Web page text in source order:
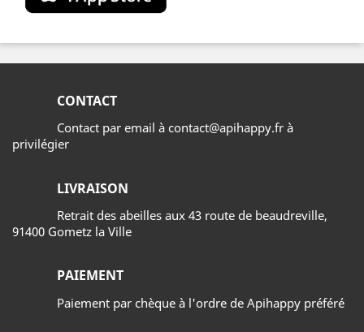
CONTACT
Contact par email à contact@apihappy.fr à
privilégier
LIVRAISON
Retrait des abeilles aux 43 route de beaudreville,
91400 Gometz la Ville
PAIEMENT
Paiement par chèque à l'ordre de Apihappy préféré